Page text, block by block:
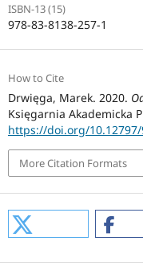
ISBN-13 (15)
978-83-8138-257-1
How to Cite
Drwięga, Marek. 2020.
Księgarnia Akademicka
https://doi.org/10.12797/
More Citation Formats